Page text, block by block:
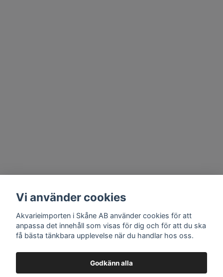
Vi använder cookies
Akvarieimporten i Skåne AB använder cookies för att
anpassa det innehåll som visas för dig och för att du ska
få bästa tänkbara upplevelse när du handlar hos oss.
Godkänn alla